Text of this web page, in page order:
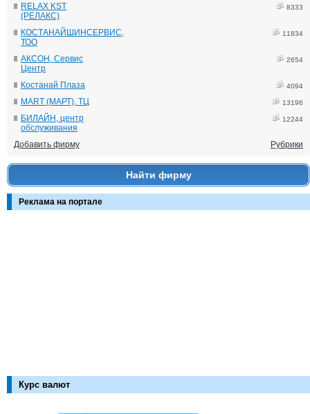
RELAX KST
(РЕЛАКС)
8333
КОСТАНАЙШИНСЕРВИС,
ТОО
11834
АКСОН, Сервис
Центр
2654
Костанай Плаза 4094
MART (МАРТ), ТЦ 13196
БИЛАЙН, центр
обслуживания
12244
Добавить фирму Рубрики
Найти фирму
Реклама на портале
Курс валют